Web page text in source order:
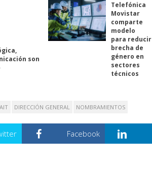
son
Telefónica
Movistar
comparte
modelo
para reducir
brecha de
género en
sectores
técnicos
DIRECCIÓN GENERAL NOMBRAMIENTOS
Facebook